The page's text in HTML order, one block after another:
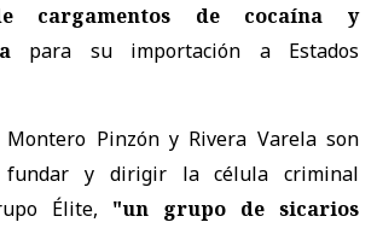
cargamentos de cocaína y
para su importación a Estados
Pinzón y Rivera Varela son
fundar y dirigir la célula criminal
Élite, "un grupo de sicarios